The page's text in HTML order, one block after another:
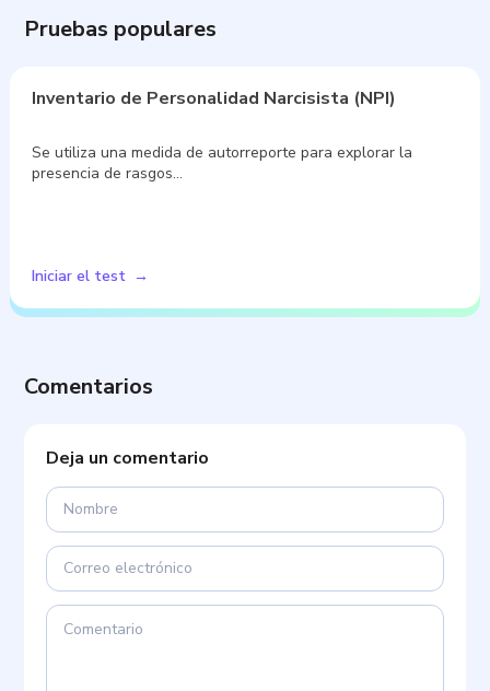
Pruebas populares
Inventario de Personalidad Narcisista (NPI)
Se utiliza una medida de autorreporte para explorar la
presencia de rasgos…
Iniciar el test
Comentarios
Deja un comentario